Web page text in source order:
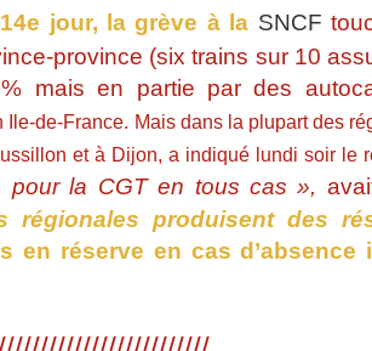
jour, la grève à la SNCF
province (six trains sur 10
mais en partie par des
Ile-de-France. Mais dans la plupart des
et à Dijon, a indiqué lundi soir le
pour la CGT en tous cas »,
régionales produisent des
en réserve en cas d’absence